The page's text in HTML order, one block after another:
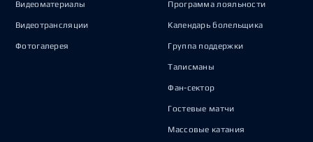
Видеоматериалы
Видеотрансляции
Фотогалерея
Программа лояльности
Календарь болельщика
Группа поддержки
Талисманы
Фан-сектор
Гостевые матчи
Массовые катания